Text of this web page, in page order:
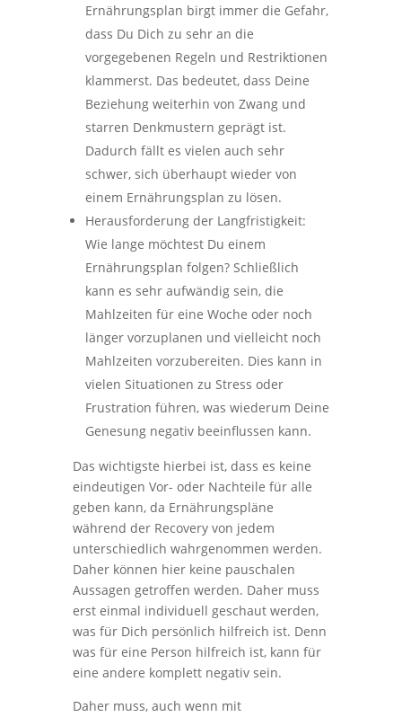
Ernährungsplan birgt immer die Gefahr,
dass Du Dich zu sehr an die
vorgegebenen Regeln und Restriktionen
klammerst. Das bedeutet, dass Deine
Beziehung weiterhin von Zwang und
starren Denkmustern geprägt ist.
Dadurch fällt es vielen auch sehr
schwer, sich überhaupt wieder von
einem Ernährungsplan zu lösen.
Herausforderung der Langfristigkeit:
Wie lange möchtest Du einem
Ernährungsplan folgen? Schließlich
kann es sehr aufwändig sein, die
Mahlzeiten für eine Woche oder noch
länger vorzuplanen und vielleicht noch
Mahlzeiten vorzubereiten. Dies kann in
vielen Situationen zu Stress oder
Frustration führen, was wiederum Deine
Genesung negativ beeinflussen kann.
Das wichtigste hierbei ist, dass es keine
eindeutigen Vor- oder Nachteile für alle
geben kann, da Ernährungspläne
während der Recovery von jedem
unterschiedlich wahrgenommen werden.
Daher können hier keine pauschalen
Aussagen getroffen werden. Daher muss
erst einmal individuell geschaut werden,
was für Dich persönlich hilfreich ist. Denn
was für eine Person hilfreich ist, kann für
eine andere komplett negativ sein.
Daher muss, auch wenn mit